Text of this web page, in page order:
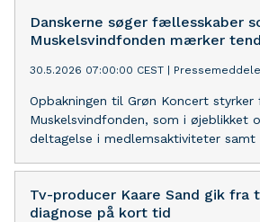
modsvar til looksmaxxing og snævre
Danskerne søger fællesskaber
Muskelsvindfonden mærker
30.5.2026 07:00:00 CEST |
Opbakningen til Grøn Koncert
Muskelsvindfonden, som i øjeblikket
deltagelse i medlemsaktiviteter samt
Tv-producer Kaare Sand gik fra
diagnose på kort tid